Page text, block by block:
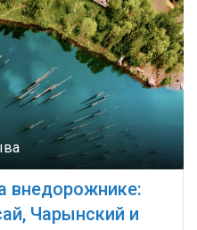
внедорожнике:
Чарынский и